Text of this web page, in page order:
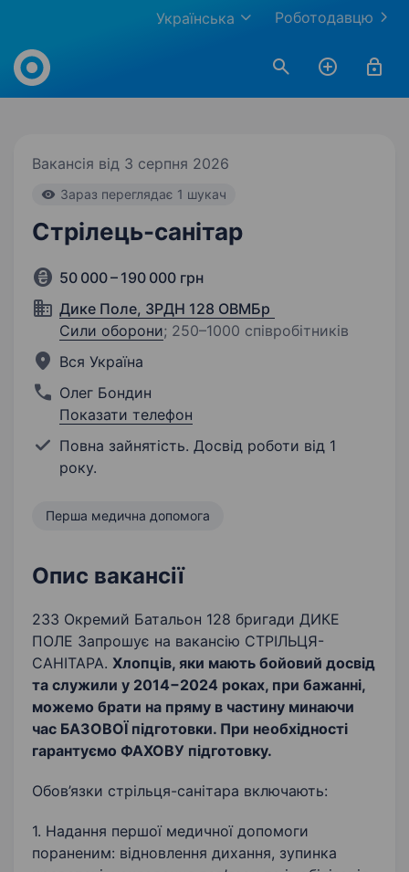
Роботодавцю
Українська
Work.ua
Вакансія від 3 серпня 2026
Зараз переглядає 1 шукач
Стрілець-санітар
50 000 – 190 000 грн
Дике Поле, ЗРДН 128 ОВМБр
Сили оборони; 250–1000 співробітників
Вся Україна
Олег Бондин
Показати телефон
Повна зайнятість. Досвід роботи від 1
року.
Перша медична допомога
Опис вакансії
233 Окремий Батальон 128 бригади ДИКЕ
ПОЛЕ Запрошує на вакансію СТРІЛЬЦЯ-
САНІТАРА. Хлопців, яки мають бойовий досвід
та служили у 2014−2024 роках, при бажанні,
можемо брати на пряму в частину минаючи
час БАЗОВОЇ підготовки. При необхідності
гарантуємо ФАХОВУ підготовку.
Обов’язки стрільця-санітара включають:
1. Надання першої медичної допомоги
пораненим: відновлення дихання, зупинка